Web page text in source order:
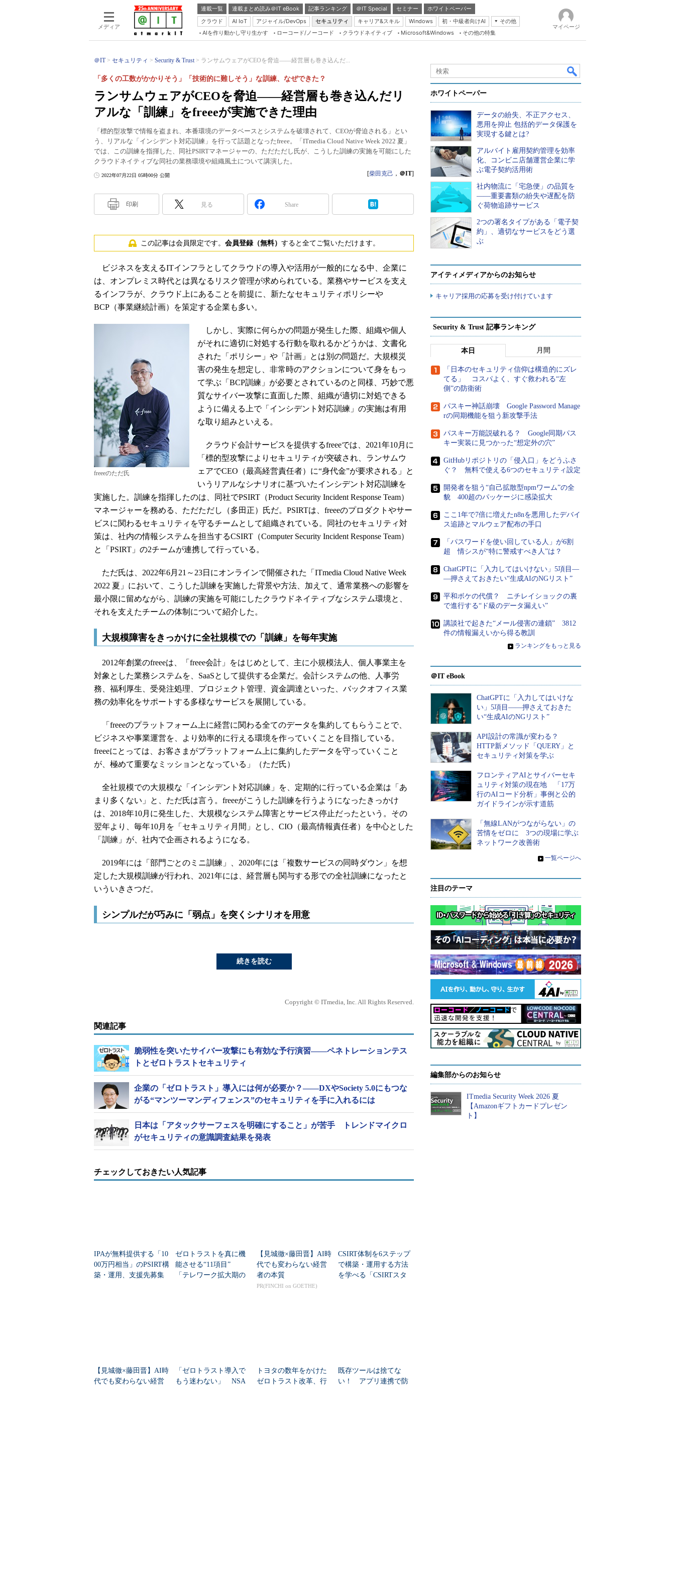
メディア
連載一覧 連載まとめ読み＠IT eBook 記事ランキング ＠IT Special セミナー
ホワイトペーパー
クラウド
AI IoT アジャイル/DevOps セキュリティ キャリア&スキル Windows 初・中級者向けAI
その他
Server & Storage
Java Agile
Database Expert
Linux ＆ OSS
Master of IP Network
Security & Trust
AIを作り動かし守り生かす ローコード/ノーコード クラウドネイティブ Microsoft&Windows その他の特集
マイページ
＠IT セキュリティ Security & Trust ランサムウェアがCEOを脅迫――経営層も巻き込んだ...
ランサムウェアがCEOを脅迫――経営層も巻き込んだリ
アルな「訓練」をfreeeが実施できた理由
「多くの工数がかかりそう」「技術的に難しそう」な訓練、なぜできた？
「標的型攻撃で情報を盗まれ、本番環境のデータベースとシステムを破壊されて、CEOが脅迫される」とい
う、リアルな「インシデント対応訓練」を行って話題となったfreee。「ITmedia Cloud Native Week 2022 夏」
では、この訓練を指揮した、同社PSIRTマネージャーの、ただただし氏が、こうした訓練の実施を可能にした
クラウドネイティブな同社の業務環境や組織風土について講演した。
2022年07月22日 05時00分 公開 [柴田克己 ， ＠IT]
印刷 見る Share
この記事は会員限定です。 会員登録（無料） すると全てご覧いただけます。
ビジネスを支えるITインフラとしてクラウドの導入や活用が一般的になる中、企業に
は、オンプレミス時代とは異なるリスク管理が求められている。業務やサービスを支え
るインフラが、クラウド上にあることを前提に、新たなセキュリティポリシーや
BCP（事業継続計画）を策定する企業も多い。
freeeのただ氏
しかし、実際に何らかの問題が発生した際、組織や個人
がそれに適切に対処する行動を取れるかどうかは、文書化
された「ポリシー」や「計画」とは別の問題だ。大規模災
害の発生を想定し、非常時のアクションについて身をもっ
て学ぶ「BCP訓練」が必要とされているのと同様、巧妙で悪
質なサイバー攻撃に直面した際、組織が適切に対処できる
ように備える上で「インシデント対応訓練」の実施は有用
な取り組みといえる。
クラウド会計サービスを提供するfreeeでは、2021年10月に
「標的型攻撃によりセキュリティが突破され、ランサムウ
ェアでCEO（最高経営責任者）に“身代金”が要求される」と
いうリアルなシナリオに基づいたインシデント対応訓練を
実施した。訓練を指揮したのは、同社でPSIRT（Product Security Incident Response Team）
マネージャーを務める、ただただし（多田正）氏だ。PSIRTは、freeeのプロダクトやサー
ビスに関わるセキュリティを守るチームとして組織されている。同社のセキュリティ対
策は、社内の情報システムを担当するCSIRT（Computer Security Incident Response Team）
と「PSIRT」の2チームが連携して行っている。
ただ氏は、2022年6月21～23日にオンラインで開催された「ITmedia Cloud Native Week
2022 夏」において、こうした訓練を実施した背景や方法、加えて、通常業務への影響を
最小限に留めながら、訓練の実施を可能にしたクラウドネイティブなシステム環境と、
それを支えたチームの体制について紹介した。
大規模障害をきっかけに全社規模での「訓練」を毎年実施
2012年創業のfreeeは、「freee会計」をはじめとして、主に小規模法人、個人事業主を
対象とした業務システムを、SaaSとして提供する企業だ。会計システムの他、人事労
務、福利厚生、受発注処理、プロジェクト管理、資金調達といった、バックオフィス業
務の効率化をサポートする多様なサービスを展開している。
「freeeのプラットフォーム上に経営に関わる全てのデータを集約してもらうことで、
ビジネスや事業運営を、より効率的に行える環境を作っていくことを目指している。
freeeにとっては、お客さまがプラットフォーム上に集約したデータを守っていくこと
が、極めて重要なミッションとなっている」（ただ氏）
全社規模での大規模な「インシデント対応訓練」を、定期的に行っている企業は「あ
まり多くない」と、ただ氏は言う。freeeがこうした訓練を行うようになったきっかけ
は、2018年10月に発生した、大規模なシステム障害とサービス停止だったという。その
翌年より、毎年10月を「セキュリティ月間」とし、CIO（最高情報責任者）を中心とした
「訓練」が、社内で企画されるようになる。
2019年には「部門ごとのミニ訓練」、2020年には「複数サービスの同時ダウン」を想
定した大規模訓練が行われ、2021年には、経営層も関与する形での全社訓練になったと
いういきさつだ。
シンプルだが巧みに「弱点」を突くシナリオを用意
続きを読む
Copyright © ITmedia, Inc. All Rights Reserved.
関連記事
脆弱性を突いたサイバー攻撃にも有効な予行演習――ペネトレーションテス
トとゼロトラストセキュリティ
企業の「ゼロトラスト」導入には何が必要か？――DXやSociety 5.0にもつな
がる“マンツーマンディフェンス”のセキュリティを手に入れるには
日本は「アタックサーフェスを明確にすること」が苦手 トレンドマイクロ
がセキュリティの意識調査結果を発表
チェックしておきたい人気記事
IPAが無料提供する「10
00万円相当」のPSIRT構
築・運用、支援先募集
ゼロトラストを真に機
能させる“11項目”
「テレワーク拡大期の
【見城徹×藤田晋】AI時
代でも変わらない経営
者の本質
PR(FINCHI on GOETHE)
CSIRT体制を6ステップ
で構築・運用する方法
を学べる「CSIRTスタ
【見城徹×藤田晋】AI時
代でも変わらない経営
「ゼロトラスト導入で
もう迷わない」 NSA
トヨタの数年をかけた
ゼロトラスト改革、行
既存ツールは捨てな
い！ アプリ連携で防
ホワイトペーパー
データの紛失、不正アクセス、
悪用を抑止 包括的データ保護を
実現する鍵とは?
アルバイト雇用契約管理を効率
化、コンビニ店舗運営企業に学
ぶ電子契約活用術
社内物流に「宅急便」の品質を
――重要書類の紛失や遅配を防
ぐ荷物追跡サービス
2つの署名タイプがある「電子契
約」、適切なサービスをどう選
ぶ
アイティメディアからのお知らせ
キャリア採用の応募を受け付けています
Security & Trust 記事ランキング
本日 月間
「日本のセキュリティ信仰は構造的にズレ
てる」 コスパよく、すぐ救われる“左
側”の防衛術
パスキー神話崩壊 Google Password Manage
rの同期機能を狙う新攻撃手法
パスキー万能説破れる？ Google同期パス
キー実装に見つかった“想定外の穴”
GitHubリポジトリの「侵入口」をどうふさ
ぐ？ 無料で使える6つのセキュリティ設定
開発者を狙う“自己拡散型npmワーム”の全
貌 400超のパッケージに感染拡大
ここ1年で7倍に増えたn8nを悪用したデバイ
ス追跡とマルウェア配布の手口
「パスワードを使い回している人」が6割
超 情シスが“特に警戒すべき人”は？
ChatGPTに「入力してはいけない」5項目―
―押さえておきたい“生成AIのNGリスト”
平和ボケの代償？ ニチレイショックの裏
で進行する“ド級のデータ漏えい”
講談社で起きた“メール侵害の連鎖” 3812
件の情報漏えいから得る教訓
» ランキングをもっと見る
＠IT eBook
ChatGPTに「入力してはいけな
い」5項目――押さえておきた
い“生成AIのNGリスト”
API設計の常識が変わる？
HTTP新メソッド「QUERY」と
セキュリティ対策を学ぶ
フロンティアAIとサイバーセキ
ュリティ対策の現在地 「17万
行のAIコード分析」事例と公的
ガイドラインが示す道筋
「無線LANがつながらない」の
苦情をゼロに 3つの現場に学ぶ
ネットワーク改善術
» 一覧ページへ
注目のテーマ
編集部からのお知らせ
ITmedia Security Week 2026 夏
【Amazonギフトカードプレゼン
ト】